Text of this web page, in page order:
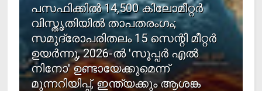
പസഫിക്കില്‍ 14,500 കിലോമീറ്റര്‍
വിസ്തൃതിയില്‍ താപതരംഗം;
സമുദ്രോപരിതലം 15 സെന്റി മീറ്റര്‍
ഉയര്‍ന്നു, 2026-ല്‍ 'സൂപ്പര്‍ എല്‍
നിനോ' ഉണ്ടായേക്കുമെന്ന്
മുന്നറിയിപ്പ്, ഇന്ത്യക്കും ആശങ്ക